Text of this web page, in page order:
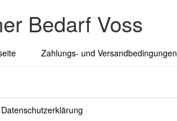
Bedarf Voss
Zahlungs- und Versandbedingungen
Datenschutzerklärung